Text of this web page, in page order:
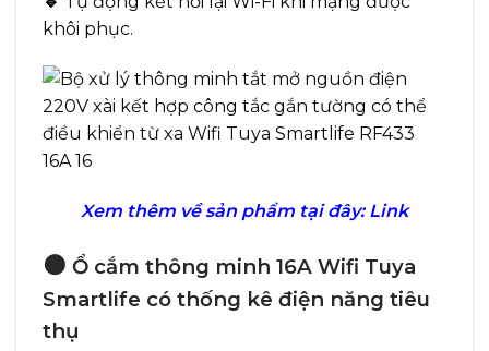
khôi phục.
Xem thêm về sản phẩm tại đây: Link
🟠 Ổ cắm thông minh 16A Wifi Tuya
Smartlife có thống kê điện năng tiêu
thụ